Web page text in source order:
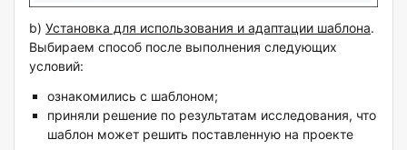
b) Установка для использования и адаптации шаблона.
Выбираем способ после выполнения следующих
условий:
ознакомились с шаблоном;
приняли решение по результатам исследования, что
шаблон может решить поставленную на проекте